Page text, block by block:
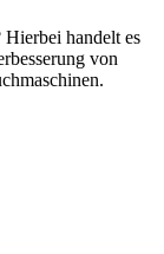
handelt es
von